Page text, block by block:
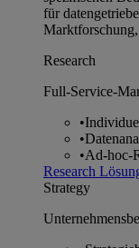
für
Research
Full-Service-
•
•
•Ad-hoc-
Research
Strategy